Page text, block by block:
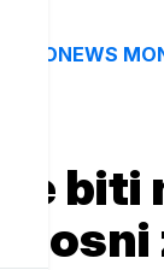
EURONEWS
biti